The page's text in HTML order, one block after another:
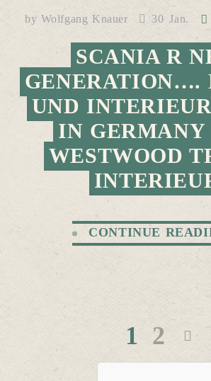
by Wolfgang Knauer 30 Jan.
SCANIA R
GENERATION….
UND
IN GERMANY
WESTWOOD
CONTINUE
1 2